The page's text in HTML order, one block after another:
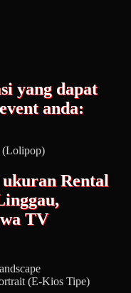
yang dapat
anda:
(Lolipop)
Rental
TV
(E-Kios Tipe)